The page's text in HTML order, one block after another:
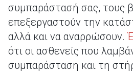
συμπαράστασή σας, τους
επεξεργαστούν την
αλλά και να αναρρώσουν.
ότι οι ασθενείς που
συμπαράσταση και τη